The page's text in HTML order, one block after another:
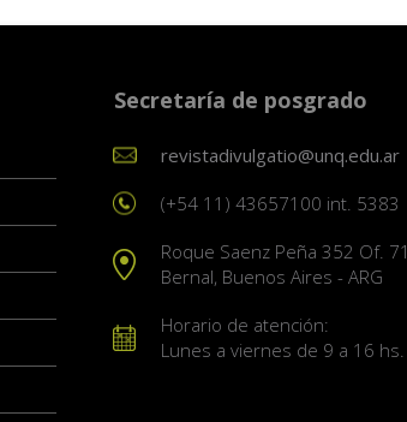
Secretaría de posgrado
revistadivulgatio@unq.edu.ar
(+54 11) 43657100 int. 5383
Roque Saenz Peña 352 Of. 71
Bernal, Buenos Aires - ARG
Horario de atención:
Lunes a viernes de 9 a 16 hs.